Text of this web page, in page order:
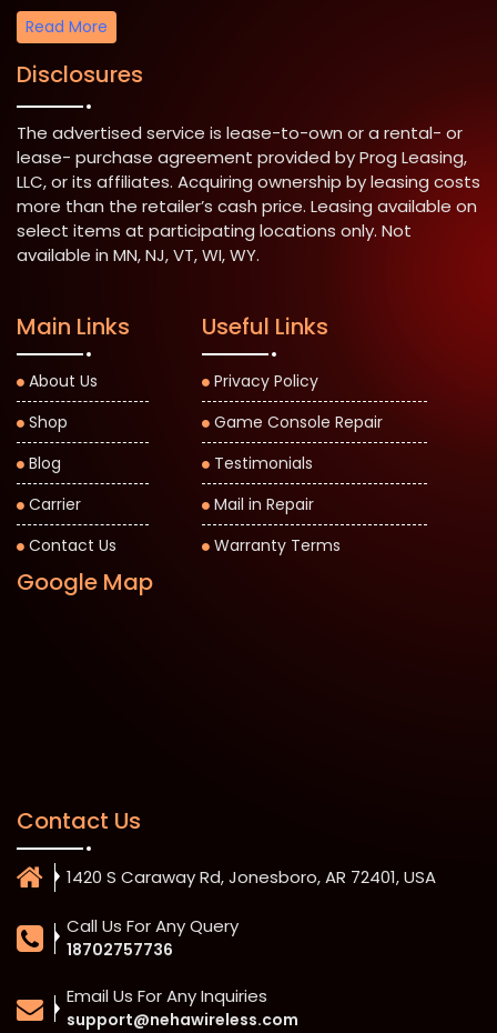
Read More
Disclosures
The advertised service is lease-to-own or a rental- or
lease- purchase agreement provided by Prog Leasing,
LLC, or its affiliates. Acquiring ownership by leasing costs
more than the retailer’s cash price. Leasing available on
select items at participating locations only. Not
available in MN, NJ, VT, WI, WY.
Main Links
About Us
Shop
Blog
Carrier
Contact Us
Useful Links
Privacy Policy
Game Console Repair
Testimonials
Mail in Repair
Warranty Terms
Google Map
Contact Us
1420 S Caraway Rd, Jonesboro, AR 72401, USA
Call Us For Any Query
18702757736
Email Us For Any Inquiries
support@nehawireless.com